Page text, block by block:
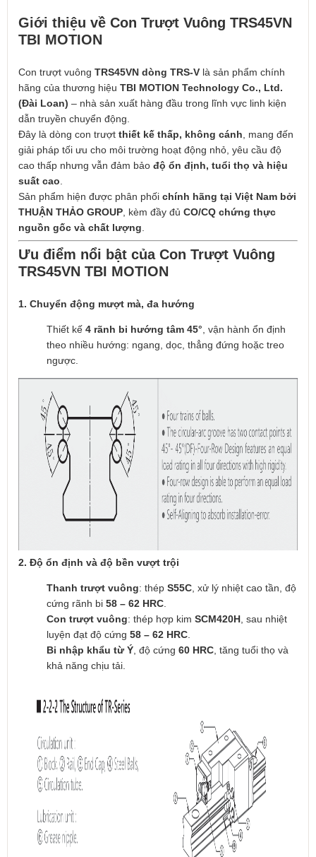
Giới thiệu về Con Trượt Vuông TRS45VN
TBI MOTION
Con trượt vuông TRS45VN dòng TRS-V là sản phẩm chính
hãng của thương hiệu TBI MOTION Technology Co., Ltd.
(Đài Loan) – nhà sản xuất hàng đầu trong lĩnh vực linh kiện
dẫn truyền chuyển động.
Đây là dòng con trượt thiết kế thấp, không cánh , mang đến
giải pháp tối ưu cho môi trường hoạt động nhỏ, yêu cầu độ
cao thấp nhưng vẫn đảm bảo độ ổn định, tuổi thọ và hiệu
suất cao
Sản phẩm hiện được phân phối chính hãng tại Việt Nam bởi
THUẬN THẢO GROUP , kèm đầy đủ CO/CQ chứng thực
nguồn gốc và chất lượng
Ưu điểm nổi bật của Con Trượt Vuông
TRS45VN TBI MOTION
1. Chuyển động mượt mà, đa hướng
Thiết kế 4 rãnh bi hướng tâm 45° , vận hành ổn định
theo nhiều hướng: ngang, dọc, thẳng đứng hoặc treo
ngược.
2. Độ ổn định và độ bền vượt trội
Thanh trượt vuông: thép S55C , xử lý nhiệt cao tần, độ
cứng rãnh bi 58 – 62 HRC
Con trượt vuông: thép hợp kim SCM420H , sau nhiệt
luyện đạt độ cứng 58 – 62 HRC
Bi nhập khẩu từ Ý , độ cứng 60 HRC , tăng tuổi thọ và
khả năng chịu tải.